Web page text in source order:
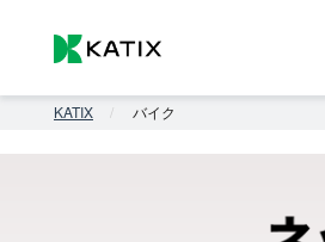
KATIX バイク